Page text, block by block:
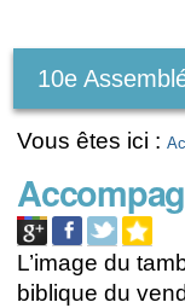
personnels
10e
Vous êtes ici :
L’image du
biblique du